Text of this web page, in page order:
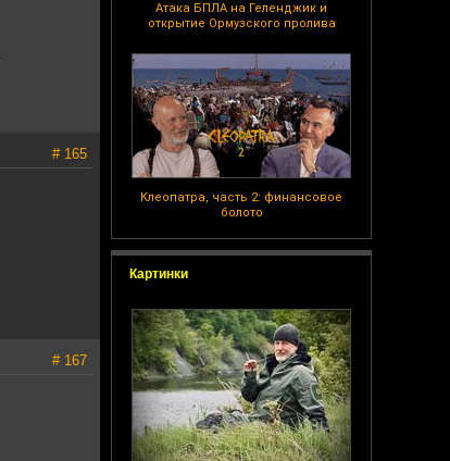
Атака БПЛА на Геленджик и
открытие Ормузского пролива
Клеопатра, часть 2: финансовое
болото
Картинки
# 165
# 167